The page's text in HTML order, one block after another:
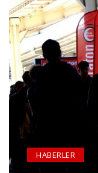
HABERLER